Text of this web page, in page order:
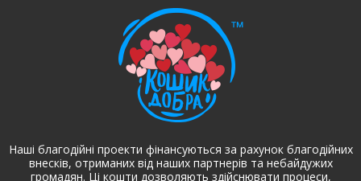
Наші благодійні проекти фінансуються за рахунок благодійних
внесків, отриманих від наших партнерів та небайдужих
громадян. Ці кошти дозволяють здійснювати процеси,